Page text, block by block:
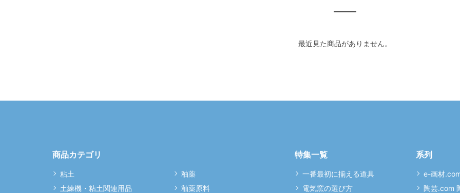
最近見た商品がありません。
商品カテゴリ
粘土
土練機・粘土関連用品
釉薬
釉薬原料
特集一覧
一番最初に揃える道具
電気窯の選び方
系列
e-画材
陶芸.com